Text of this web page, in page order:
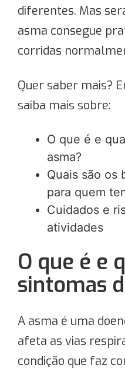
diferentes. Mas
asma consegue
corridas
Quer saber mais?
saiba mais sobre:
O que é e
asma?
Quais são os
para quem
Cuidados e
atividades
O que é e
sintomas
A asma é uma
afeta as vias
condição que faz